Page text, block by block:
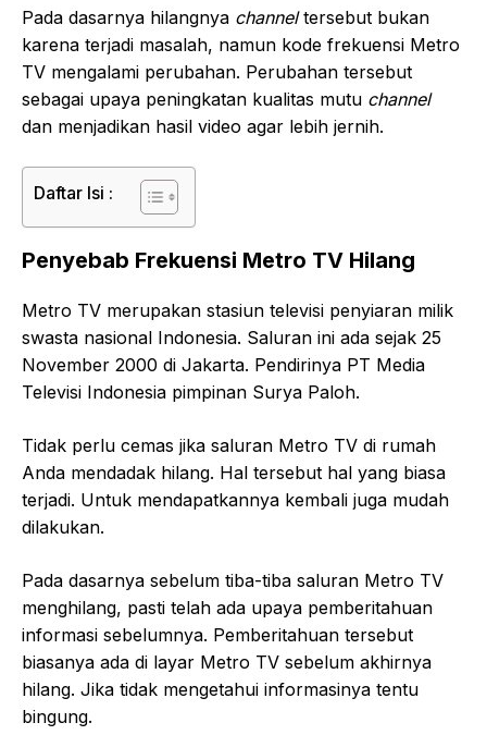
Pada dasarnya hilangnya channeltersebut bukan
karena terjadi masalah, namun kode frekuensi Metro
TV mengalami perubahan. Perubahan tersebut
sebagai upaya peningkatan kualitas mutu channel
dan menjadikan hasil video agar lebih jernih.
Daftar Isi :
Penyebab Frekuensi Metro TV Hilang
Metro TV merupakan stasiun televisi penyiaran milik
swasta nasional Indonesia. Saluran ini ada sejak 25
November 2000 di Jakarta. Pendirinya PT Media
Televisi Indonesia pimpinan Surya Paloh.
Tidak perlu cemas jika saluran Metro TV di rumah
Anda mendadak hilang. Hal tersebut hal yang biasa
terjadi. Untuk mendapatkannya kembali juga mudah
dilakukan.
Pada dasarnya sebelum tiba-tiba saluran Metro TV
menghilang, pasti telah ada upaya pemberitahuan
informasi sebelumnya. Pemberitahuan tersebut
biasanya ada di layar Metro TV sebelum akhirnya
hilang. Jika tidak mengetahui informasinya tentu
bingung.